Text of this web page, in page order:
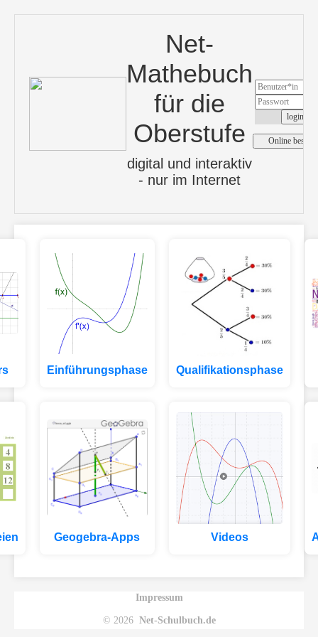
Net-
Mathebuch
für die
Oberstufe
digital und interaktiv
- nur im Internet
Einführungsphase Qualifikationsphase
Geogebra-Apps Videos
Impressum
© 2026 Net-Schulbuch.de